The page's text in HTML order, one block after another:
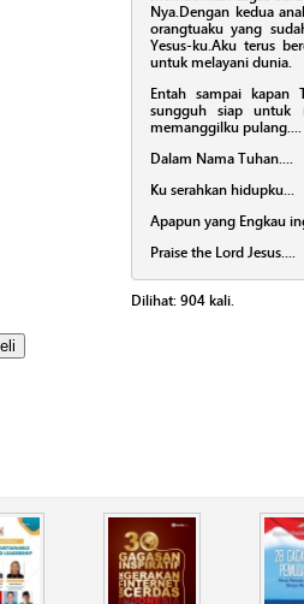
Nya.Dengan kedua
orangtuaku yang
Yesus-ku.Aku terus
untuk melayani dunia.
Entah sampai kapan
sungguh siap untuk
memanggilku pulang....
Dalam Nama Tuhan....
Ku serahkan hidupku...
Apapun yang Engkau
Praise the Lord Jesus....
Dilihat: 904 kali.